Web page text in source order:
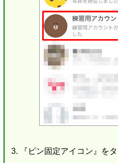
『ピン固定アイコン』を